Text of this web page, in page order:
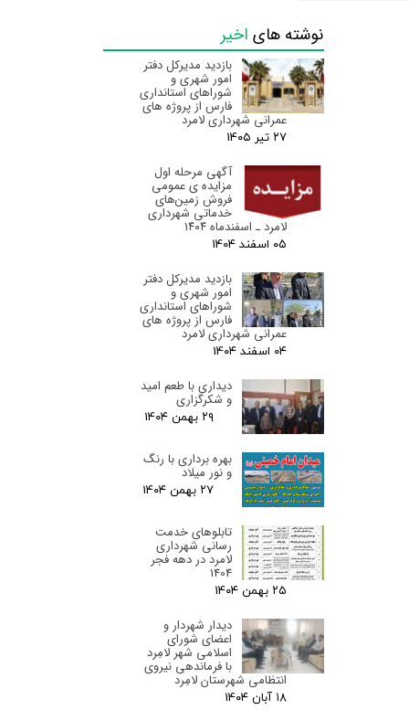
نوشته های اخیر
بازدید مدیرکل دفتر
امور شهری و
شوراهای استانداری
فارس از پروژه های
عمرانی شهرداری لامرد
۲۷ تیر ۰۵
آگهی مرحله اول
مزایده ی عمومی
فروش زمین‌های
خدماتی شهرداری
لامرد ـ اسفندماه ۱۴۰۴
۰۵ اسفند ۰۴
بازدید مدیرکل دفتر
امور شهری و
شوراهای استانداری
فارس از پروژه های
عمرانی شهرداری لامرد
۰۴ اسفند ۰۴
دیداری با طعم امید
و شکرگزاری
۲۹ بهمن ۰۴
بهره برداری با رنگ
و نور میلاد
۲۷ بهمن ۰۴
تابلوهای خدمت
رسانی شهرداری
لامرد در دهه فجر
1404
۲۵ بهمن ۰۴
دیدار شهردار و
اعضای شورای
اسلامی شهر لامِرد
با فرماندهی نیروی
انتظامی شهرستان لامِرد
۱۸ آبان ۰۴